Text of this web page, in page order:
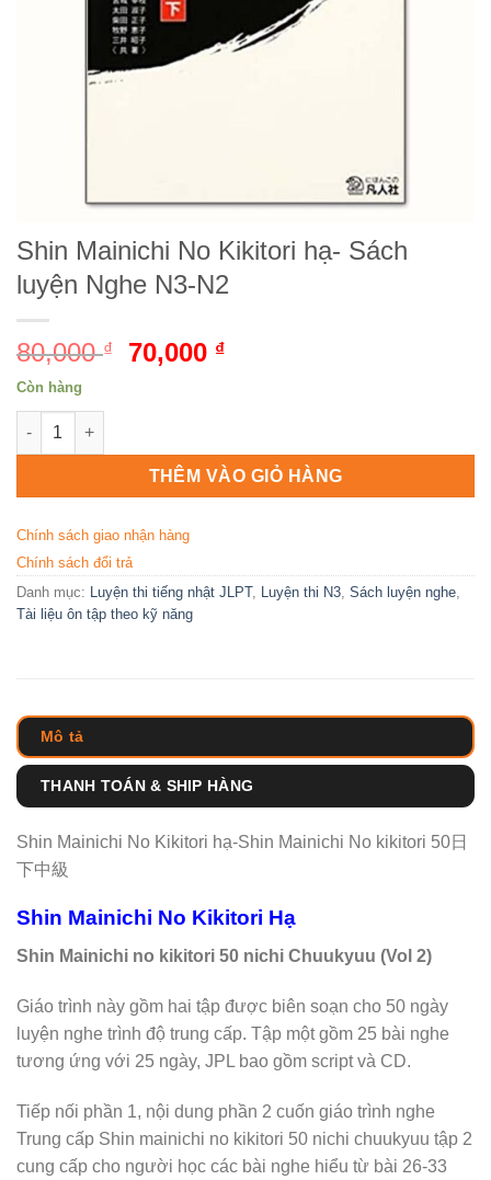
Shin Mainichi No Kikitori hạ- Sách
luyện Nghe N3-N2
80,000₫
Giá
70,000 ₫
70,000 ₫.
Còn hàng
Shin Mainichi No Kikitori hạ- Sách luyện Nghe N3-N2 số lượng
THÊM VÀO GIỎ HÀNG
Chính sách giao nhận hàng
Chính sách đổi trả
Danh mục: Luyện thi tiếng nhật JLPT, Luyện thi N3 Sách luyện nghe
Tài liệu ôn tập theo kỹ năng
Mô tả
THANH TOÁN & SHIP HÀNG
Shin Mainichi No Kikitori hạ-Shin Mainichi No kikitori 50日
下中級
Shin Mainichi No Kikitori Hạ
Shin Mainichi no kikitori 50 nichi Chuukyuu (Vol 2)
Giáo trình này gồm hai tập được biên soạn cho 50 ngày
luyện nghe trình độ trung cấp. Tập một gồm 25 bài nghe
tương ứng với 25 ngày, JPL bao gồm script và CD.
Tiếp nối phần 1, nội dung phần 2 cuốn giáo trình nghe
Trung cấp Shin mainichi no kikitori 50 nichi chuukyuu tập 2
cung cấp cho người học các bài nghe hiểu từ bài 26-33